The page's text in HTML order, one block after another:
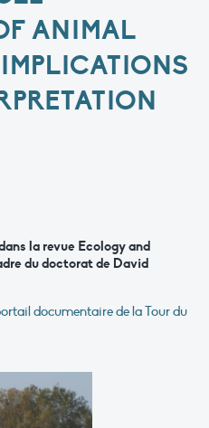
ANIMAL
la revue Ecology and
du doctorat de David
documentaire de la Tour du